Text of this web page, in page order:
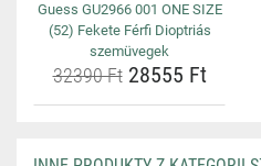
Guess GU2966 001 ONE SIZE
(52) Fekete Férfi Dioptriás
szemüvegek
32390 Ft28555 Ft